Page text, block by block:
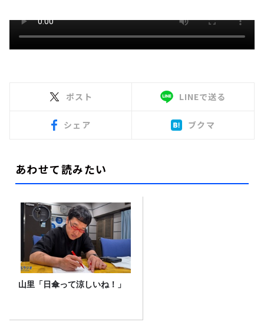
ポスト LINEで送る
シェア ブクマ
あわせて読みたい
山里「日傘って涼しいね！」